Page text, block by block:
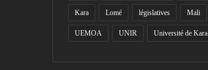
Kara Lomé législatives Mali
UEMOA UNIR Université de Kara